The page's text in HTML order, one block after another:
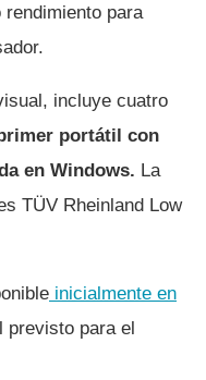
para
incluye cuatro
portátil con
en Windows. La
TÜV Rheinland Low
inicialmente en
previsto para el